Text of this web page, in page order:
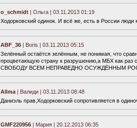
o_schmidt | Ольга | 03.11.2013 01:19
Ходорковский одинок. И всё же, есть в России
ABF_36 | Boris | 03.11.2013 05:15
Зелённый остаётся зелённым, не понимая, что
процветающую страну к разрушению,а МБХ как раз
СВОБОДУ ВСЕМ НЕПРАВЕДНО ОСУЖДЁННЫМ
Allma | Валиди | 03.11.2013 08:48
Даниэль прав,Ходорковский сопротивляется в
GMF220956 | Мария | 20.12.2013 06:35